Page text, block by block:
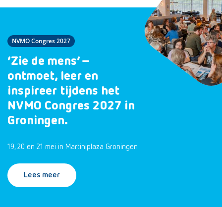
NVMO Congres 2027
‘Zie de mens’ –
ontmoet, leer en
inspireer tijdens het
NVMO Congres 2027 in
Groningen.
19, 20 en 21 mei in Martiniplaza Groningen
Lees meer